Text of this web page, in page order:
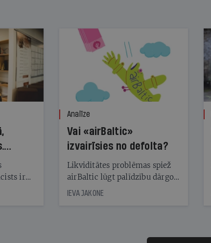
ir
kapos.
Analīze
Vai «airBaltic»
izvairīsies no defolta?
Likviditātes problēmas spiež
airBaltic lūgt palīdzību dārgo
obligāciju turētājiem, taču
samaksāt augstos procentus,
IEVA JAKONE